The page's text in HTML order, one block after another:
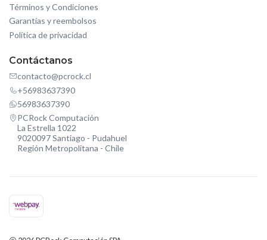
Términos y Condiciones
Garantías y reembolsos
Política de privacidad
Contáctanos
contacto@pcrock.cl
+56983637390
56983637390
PCRock Computación
La Estrella 1022
9020097 Santiago - Pudahuel
Región Metropolitana - Chile